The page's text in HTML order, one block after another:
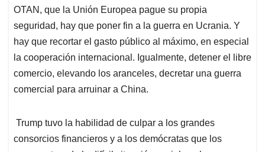
OTAN, que la Unión Europea pague su propia
seguridad, hay que poner fin a la guerra en Ucrania. Y
hay que recortar el gasto público al máximo, en especial
la cooperación internacional. Igualmente, detener el libre
comercio, elevando los aranceles, decretar una guerra
comercial para arruinar a China.
Trump tuvo la habilidad de culpar a los grandes
consorcios financieros y a los demócratas que los